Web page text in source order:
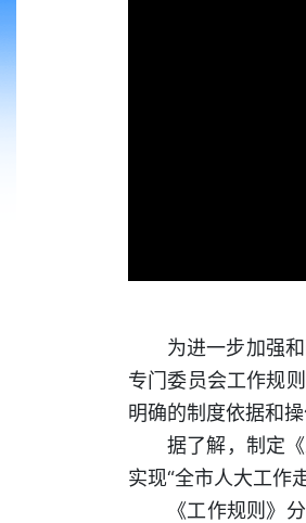
为进一步加强
专门委员会工作规
明确的制度依据和操
据了解，制定
实现“全市人大工作
《工作规则》